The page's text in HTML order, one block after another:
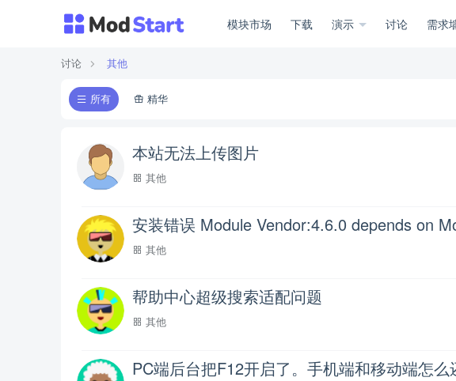
模块市场 下载 演示 讨论 需求
讨论 其他
所有 精华
本站无法上传图片
其他
安装错误 Module Vendor:4.6.0 depends on
其他
帮助中心超级搜索适配问题
其他
PC端后台把F12开启了。手机端和移动端怎